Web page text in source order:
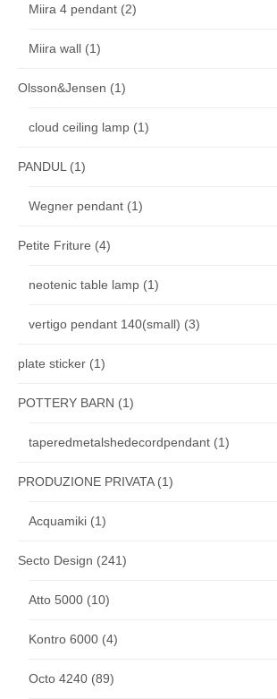
Miira 4 pendant (2)
Miira wall (1)
Olsson&Jensen (1)
cloud ceiling lamp (1)
PANDUL (1)
Wegner pendant (1)
Petite Friture (4)
neotenic table lamp (1)
vertigo pendant 140(small) (3)
plate sticker (1)
POTTERY BARN (1)
taperedmetalshedecordpendant (1)
PRODUZIONE PRIVATA(1)
Acquamiki (1)
Secto Design (241)
Atto 5000 (10)
Kontro 6000 (4)
Octo 4240 (89)